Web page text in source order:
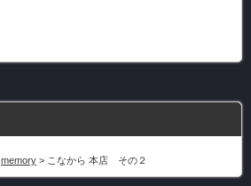
memory > こなから 本店 その２